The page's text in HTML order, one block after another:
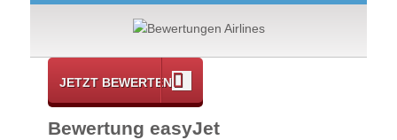
JETZT BEWERTEN
Bewertung easyJet